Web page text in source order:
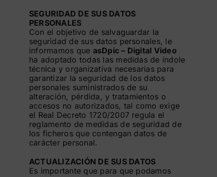
SEGURIDAD DE SUS DATOS
PERSONALES
Con el objetivo de salvaguardar la
seguridad de sus datos personales, le
informamos que asDpic – Digital Video
ha adoptado todas las medidas de índole
técnica y organizativa necesarias para
garantizar la seguridad de los datos
personales suministrados de su
alteración, pérdida, y tratamientos o
accesos no autorizados, tal como exige
el Real Decreto 1720/2007 regula el
reglamento de medidas de seguridad de
los ficheros que contengan datos de
carácter personal.
ACTUALIZACIÓN DE SUS DATOS
Es importante que para que podamos